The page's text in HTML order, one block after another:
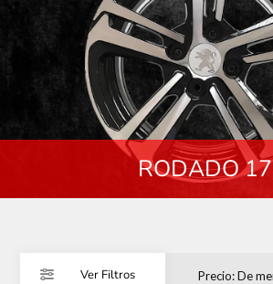
RODADO 17
Ver Filtros